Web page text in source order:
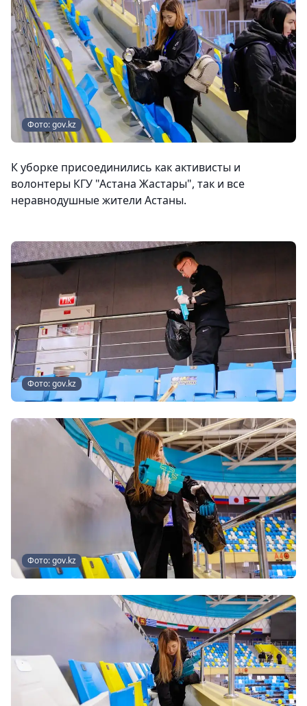
Фото: gov.kz
К уборке присоединились как активисты и
волонтеры КГУ "Астана Жастары", так и все
неравнодушные жители Астаны.
Фото: gov.kz
Фото: gov.kz